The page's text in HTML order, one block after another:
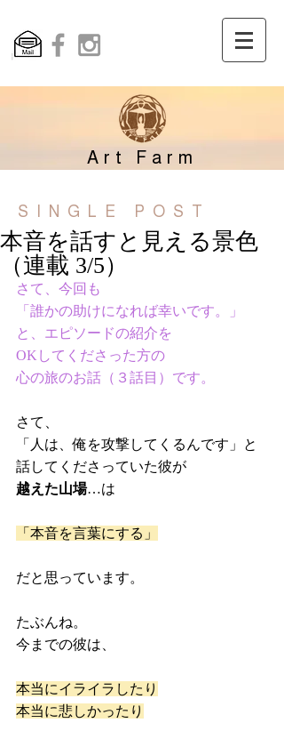
Art Farm
SINGLE POST
本音を話すと見える景色
（連載 3/5）
さて、今回も
「誰かの助けになれば幸いです。」
と、エピソードの紹介を
OKしてくださった方の
心の旅のお話（３話目）です。
さて、
「人は、俺を攻撃してくるんです」と
話してくださっていた彼が
越えた山場…は
「本音を言葉にする」
だと思っています。
たぶんね。
今までの彼は、
本当にイライラしたり
本当に悲しかったり